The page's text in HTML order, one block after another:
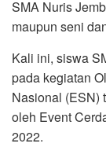
SMA Nuris
maupun seni
Kali ini, siswa
pada kegiatan
Nasional (ESN)
oleh Event
2022.